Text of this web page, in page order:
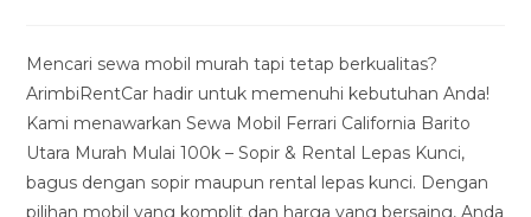
Mencari sewa mobil murah tapi tetap berkualitas?
ArimbiRentCar hadir untuk memenuhi kebutuhan Anda!
Kami menawarkan Sewa Mobil Ferrari California Barito
Utara Murah Mulai 100k – Sopir & Rental Lepas Kunci,
bagus dengan sopir maupun rental lepas kunci. Dengan
pilihan mobil yang komplit dan harga yang bersaing, Anda